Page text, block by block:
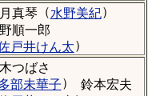
真琴 （水野美紀）
順一郎
戸井けん太）
つばさ
部未華子）
鈴本宏夫